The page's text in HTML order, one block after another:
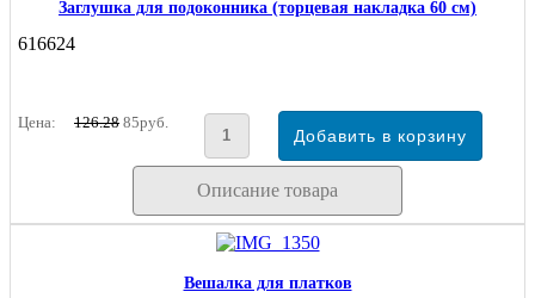
Заглушка для подоконника (торцевая накладка 60 см)
616624
Цена: 126.28 85руб.
Описание товара
Вешалка для платков